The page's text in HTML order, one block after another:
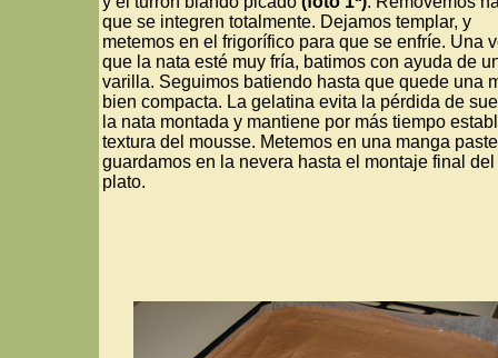
que se integren totalmente. Dejamos templar, y
metemos en el frigorífico para que se enfríe. Una
que la nata esté muy fría, batimos con ayuda de
varilla. Seguimos batiendo hasta que quede una
bien compacta. La gelatina evita la pérdida de
la nata montada y mantiene por más tiempo
textura del mousse. Metemos en una manga
guardamos en la nevera hasta el montaje final del
plato.